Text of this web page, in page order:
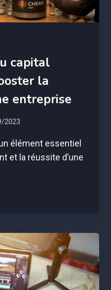
capital
la
entreprise
2023
élément essentiel
et la réussite d’une